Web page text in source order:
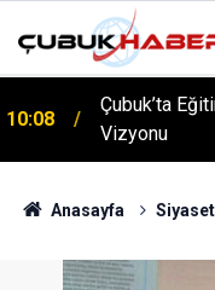
Çubuk’ta
Vizyonu
12:06
ÇUBUK’TA
Gönüllerince
Anasayfa Siyaset